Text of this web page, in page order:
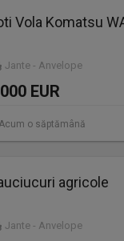
Vola Komatsu
Jante - Anvelope
EUR
Acum o săptămână
agricole
Jante - Anvelope